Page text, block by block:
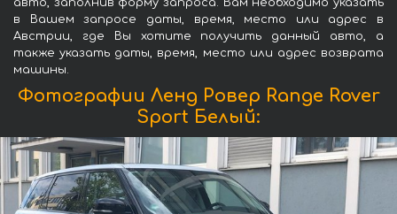
авто, заполнив форму запроса. Вам необходимо указать
в Вашем запросе даты, время, место или адрес в
Австрии, где Вы хотите получить данный авто, а
также указать даты, время, место или адрес возврата
машины.
Фотографии Ленд Ровер Range Rover
Sport Белый: